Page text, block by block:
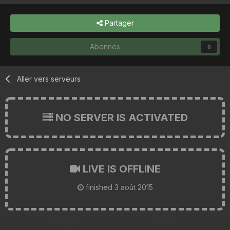
Partager
Abonnés 0
Aller vers serveurs
NO SERVER IS ACTIVATED
LIVE IS OFFLINE
finished 3 août 2015